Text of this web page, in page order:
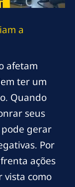
a
afetam
ter um
Quando
seus
pode gerar
Por
ações
vista como